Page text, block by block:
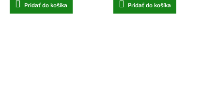
Pridať do košíka Pridať do košíka